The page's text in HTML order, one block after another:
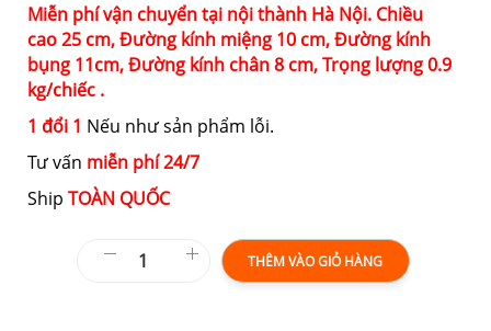
Miễn phí vận chuyển tại nội thành Hà Nội. Chiều
cao 25 cm, Đường kính miệng 10 cm, Đường kính
bụng 11cm, Đường kính chân 8 cm, Trọng lượng 0.9
kg/chiếc .
1 đổi 1 Nếu như sản phẩm lỗi.
Tư vấn miễn phí 24/7
Ship TOÀN QUỐC
THÊM VÀO GIỎ HÀNG